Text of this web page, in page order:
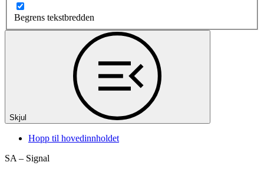
Begrens tekstbredden
Skjul
Hopp til hovedinnholdet
SA – Signal